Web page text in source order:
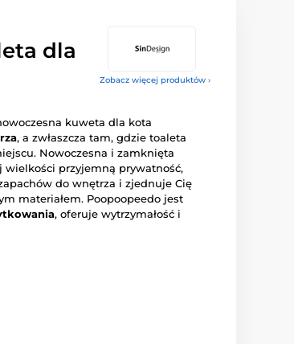
Zobacz więcej produktów ›
dla
kuweta dla kota
, a zwłaszcza tam, gdzie toaleta
Nowoczesna i zamknięta
przyjemną prywatność,
do wnętrza i zjednuje Cię
materiałem. Poopoopeedo jest
, oferuje wytrzymałość i